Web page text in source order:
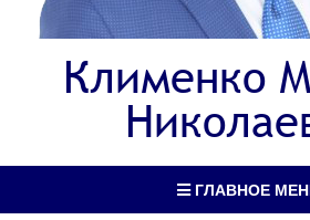
Клименко
ГЛАВНОЕ